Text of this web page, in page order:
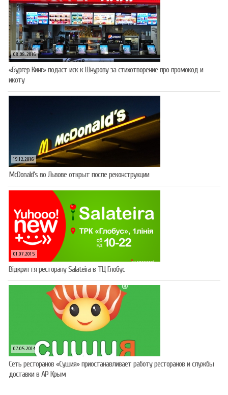
08.08.2016
«Бургер Кинг» подаст иск к Шнурову за стихотворение про промокод и
икоту
19.12.2016
McDonald’s во Львове открыт после реконструкции
01.07.2015
Відкриття ресторану Salateirа в ТЦ Глобус
07.05.2014
Сеть ресторанов «Сушия» приостанавливает работу ресторанов и службы
доставки в АР Крым